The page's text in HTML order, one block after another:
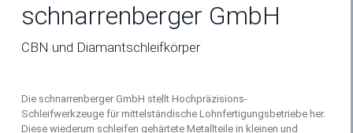
schnarrenberger GmbH
CBN und Diamantschleifkörper
Die schnarrenberger GmbH stellt Hochpräzisions-
Schleifwerkzeuge für mittelständische Lohnfertigungsbetriebe her.
Diese wiederum schleifen gehärtete Metallteile in kleinen und